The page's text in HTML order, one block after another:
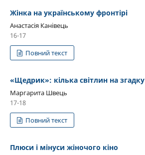
Жінка на українському фронтірі
Анастасія Канівець
16-17
Повний текст
«Щедрик»: кілька світлин на згадку
Маргарита Швець
17-18
Повний текст
Плюси і мінуси жіночого кіно